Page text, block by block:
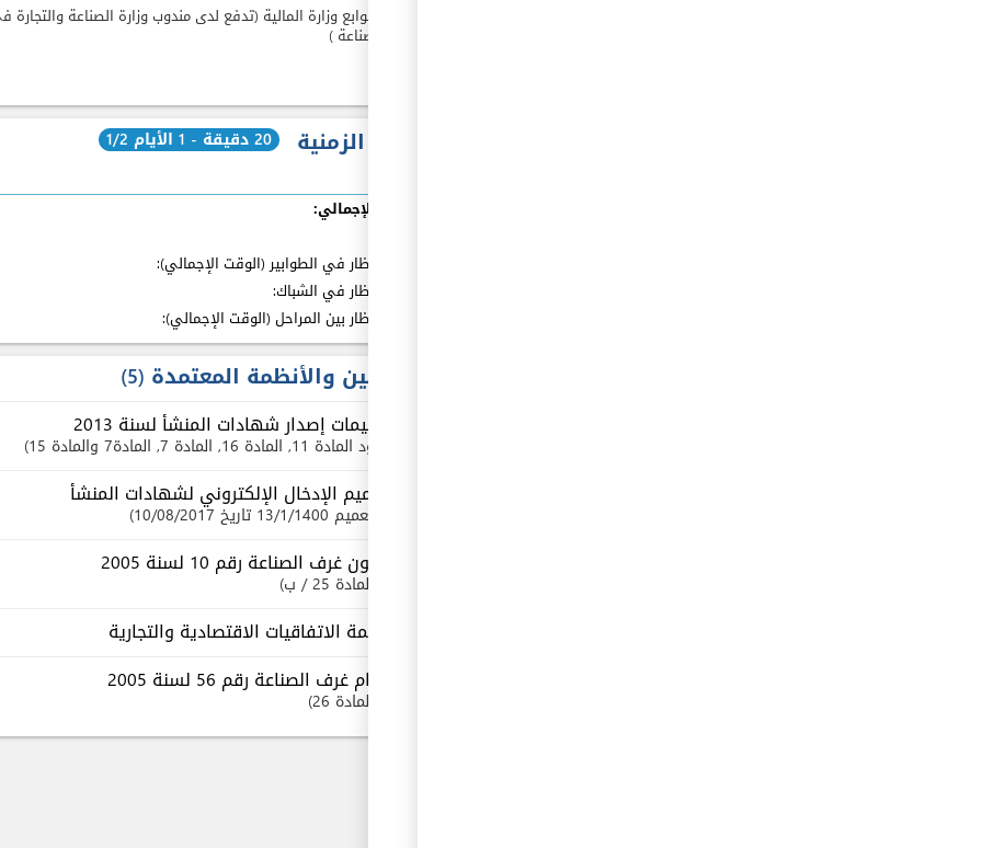
رسوم طوابع وزارة المالية (تدفع لدى مندوب وزارة الصناعة والتجارة
غرف الصناعة )
المدة الزمنية 20 دقيقة - 1 الأيام 1/2
الوقت الإجمالي:
مدة الإنتظار في الطوابير (الوقت الإجمالي):
مدة الإنتظار في الشباك:
مدة الإنتظار بين المراحل (الوقت الإجمالي):
القوانين والأنظمة المعتمدة 5
تعليمات إصدار شهادات المنشأ لسنة 2013
بنود المادة 11 , المادة 16 , المادة 7 , المادة7 والمادة 15
تعميم الإدخال الإلكتروني لشهادات المنشأ
تعميم 13/1/1400 تاريخ 10/08/2017
قانون غرف الصناعة رقم 10 لسنة 2005
المادة 25 / ب
قائمة الاتفاقيات الاقتصادية والتجارية
نظام غرف الصناعة رقم 56 لسنة 2005
المادة 26